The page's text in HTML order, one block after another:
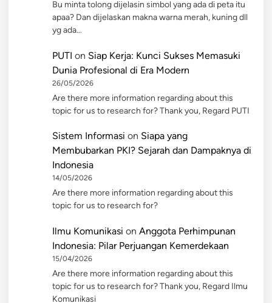
Bu minta tolong dijelasin simbol yang ada di peta itu
apaa? Dan dijelaskan makna warna merah, kuning dll
yg ada…
PUTI on Siap Kerja: Kunci Sukses Memasuki
Dunia Profesional di Era Modern
26/05/2026
Are there more information regarding about this
topic for us to research for? Thank you, Regard PUTI
Sistem Informasi on Siapa yang
Membubarkan PKI? Sejarah dan Dampaknya di
Indonesia
14/05/2026
Are there more information regarding about this
topic for us to research for?
Ilmu Komunikasi on Anggota Perhimpunan
Indonesia: Pilar Perjuangan Kemerdekaan
15/04/2026
Are there more information regarding about this
topic for us to research for? Thank you, Regard Ilmu
Komunikasi